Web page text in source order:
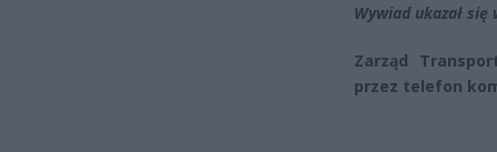
Wywiad ukazał
Zarząd
przez telefon